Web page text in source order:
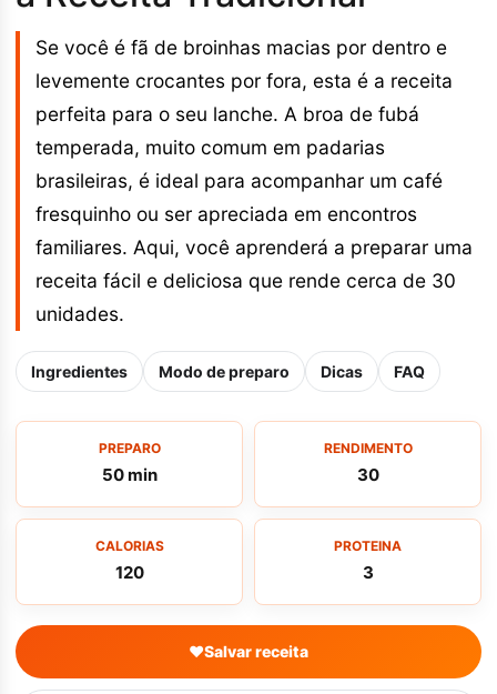
Se você é fã de broinhas macias por dentro e
levemente crocantes por fora, esta é a receita
perfeita para o seu lanche. A broa de fubá
temperada, muito comum em padarias
brasileiras, é ideal para acompanhar um café
fresquinho ou ser apreciada em encontros
familiares. Aqui, você aprenderá a preparar uma
receita fácil e deliciosa que rende cerca de 30
unidades.
Ingredientes Modo de preparo Dicas FAQ
PREPARO
50 min
RENDIMENTO
30
CALORIAS
120
PROTEINA
3
♥Salvar receita